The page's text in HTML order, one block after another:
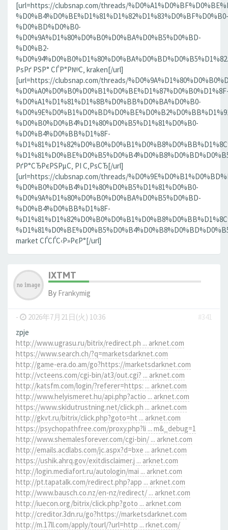
[url=https://clubsnap.com/threads/
%D0%B4%D0%BE%D1%81%D1%82%D1%83%D0%BF%D0%B0-
%D0%BD%D0%B0-
%D0%9A%D1%80%D0%B0%D0%BA%D0%B5%D0%BD-
%D0%B2-
РѕРґ РЅР° СЃР°Р№С‚ kraken[/url]
[url=https://clubsnap.com/threads/
%D0%A1%D1%81%D1%8B%D0%BB%D0%BA%D0%B0-
%D0%B0%D0%B4%D1%80%D0%B5%D1%81%D0%B0-
%D0%B4%D0%BB%D1%8F-
РґР°СЂРєРЅРµС‚ РІ С‚РѕСЂ[/url]
[url=https://clubsnap.com/threads/
%D0%B0%D0%B4%D1%80%D0%B5%D1%81%D0%B0-
%D0%9A%D1%80%D0%B0%D0%BA%D0%B5%D0%BD-
%D0%B4%D0%BB%D1%8F-
market СЃСЃС‹Р»РєР°[/url]
IXTMT
By Frankymig
- 2026年7月21日(火) 10:36
#341
zpje
http://www.ugrasu.ru/bitrix/redirect.ph ... arknet.com
https://www.search.ch/?q=marketsdarknet.com
http://game-era.do.am/go?https://marketsdarknet.com
http://vcteens.com/cgi-bin/at3/out.cgi? ... arknet.com
http://katsfm.com/login/?referer=https: ... arknet.com
http://www.helyismeret.hu/api.php?actio ... arknet.com
https://www.skidutrustning.net/click.ph ... arknet.com
http://gkvt.ru/bitrix/click.php?goto=ht ... arknet.com
https://psychopathfree.com/proxy.php?li ... m&_debug=1
http://www.shemalesforever.com/cgi-bin/ ... arknet.com
http://emails.acdlabs.com/jc.aspx?d=bxe ... arknet.com
https://ushik.ahrq.gov/exitdisclaimer.j ... arknet.com
http://login.mediafort.ru/autologin/mai ... arknet.com
http://pt.tapatalk.com/redirect.php?app ... arknet.com
http://www.bausch.co.nz/en-nz/redirect/ ... arknet.com
http://iuecon.org/bitrix/click.php?goto ... arknet.com
http://creditor.3dn.ru/go?https://marketsdarknet.com
http://m.17ll.com/apply/tourl/?url=http ... rknet.com/